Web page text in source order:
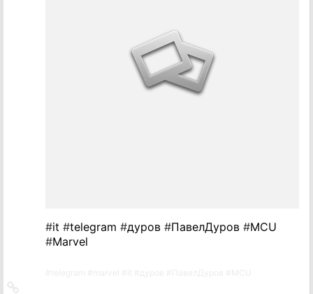
#it #telegram #дуров #ПавелДуров #MCU
#Marvel